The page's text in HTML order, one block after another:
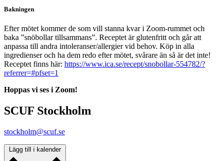
Bakningen
Efter mötet kommer de som vill stanna kvar i Zoom-rummet och
baka ”snöbollar tillsammans”. Receptet är glutenfritt och går att
anpassa till andra intoleranser/allergier vid behov. Köp in alla
ingredienser och ha dem redo efter mötet, svårare än så är det inte!
Receptet finns här: https://www.ica.se/recept/snobollar-554782/?
referrer=#pfset=1
Hoppas vi ses i Zoom!
SCUF Stockholm
stockholm@scuf.se
Lägg till i kalender